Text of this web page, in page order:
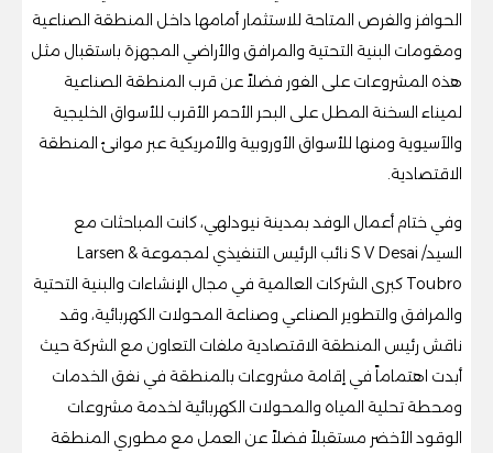
الحوافز والفرص المتاحة للاستثمار أمامها داخل المنطقة الصناعية
ومقومات البنية التحتية والمرافق والأراضي المجهزة باستقبال مثل
هذه المشروعات على الفور فضلاً عن قرب المنطقة الصناعية
لميناء السخنة المطل على البحر الأحمر الأقرب للأسواق الخليجية
والآسيوية ومنها للأسواق الأوروبية والأمريكية عبر موانئ المنطقة
الاقتصادية.
وفي ختام أعمال الوفد بمدينة نيودلهي، كانت المباحثات مع
السيد/ S V Desai نائب الرئيس التنفيذي لمجموعة Larsen &
Toubro كبرى الشركات العالمية في مجال الإنشاءات والبنية التحتية
والمرافق والتطوير الصناعي وصناعة المحولات الكهربائية، وقد
ناقش رئيس المنطقة الاقتصادية ملفات التعاون مع الشركة حيث
أبدت اهتماماً في إقامة مشروعات بالمنطقة في نفق الخدمات
ومحطة تحلية المياه والمحولات الكهربائية لخدمة مشروعات
الوقود الأخضر مستقبلاً فضلاً عن العمل مع مطوري المنطقة